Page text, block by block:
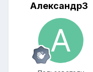
Александр3